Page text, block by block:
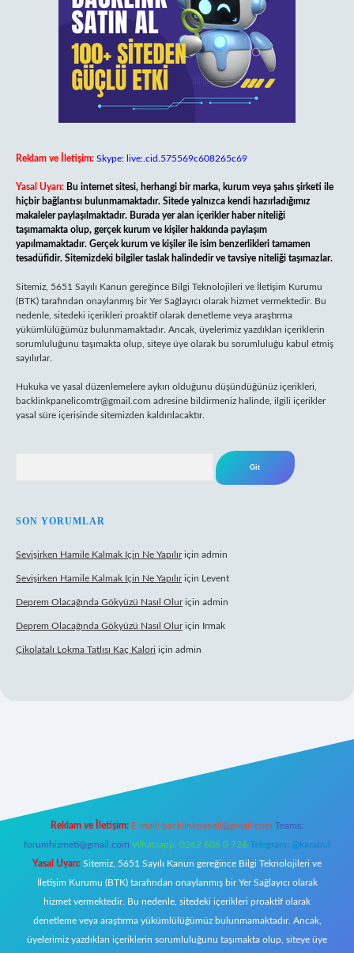
Reklam ve İletişim: Skype: live:.cid.575569c608265c69
Yasal Uyarı: Bu internet sitesi, herhangi bir marka, kurum veya şahıs şirketi ile
hiçbir bağlantısı bulunmamaktadır. Sitede yalnızca kendi hazırladığımız
makaleler paylaşılmaktadır. Burada yer alan içerikler haber niteliği
taşımamakta olup, gerçek kurum ve kişiler hakkında paylaşım
yapılmamaktadır. Gerçek kurum ve kişiler ile isim benzerlikleri tamamen
tesadüfidir. Sitemizdeki bilgiler taslak halindedir ve tavsiye niteliği taşımazlar.
Sitemiz, 5651 Sayılı Kanun gereğince Bilgi Teknolojileri ve İletişim Kurumu
(BTK) tarafından onaylanmış bir Yer Sağlayıcı olarak hizmet vermektedir. Bu
nedenle, sitedeki içerikleri proaktif olarak denetleme veya araştırma
yükümlülüğümüz bulunmamaktadır. Ancak, üyelerimiz yazdıkları içeriklerin
sorumluluğunu taşımakta olup, siteye üye olarak bu sorumluluğu kabul etmiş
sayılırlar.
Hukuka ve yasal düzenlemelere aykırı olduğunu düşündüğünüz içerikleri,
backlinkpanelicomtr@gmail.com adresine bildirmeniz halinde, ilgili içerikler
yasal süre içerisinde sitemizden kaldırılacaktır.
SON YORUMLAR
Sevişirken Hamile Kalmak Için Ne Yapılıriçin admin
Sevişirken Hamile Kalmak Için Ne Yapılıriçin Levent
Deprem Olacağında Gökyüzü Nasıl Oluriçin admin
Deprem Olacağında Gökyüzü Nasıl Oluriçin Irmak
Çikolatalı Lokma Tatlısı Kaç Kalori için admin
Reklam ve İletişim: E-mail: backlinkpaneli@gmail.com Teams:
forumhizmeti@gmail.com Whatsapp: 0262 606 0 726 Telegram: @karabul
Yasal Uyarı: Sitemiz, 5651 Sayılı Kanun gereğince Bilgi Teknolojileri ve
İletişim Kurumu (BTK) tarafından onaylanmış bir Yer Sağlayıcı olarak
hizmet vermektedir. Bu nedenle, sitedeki içerikleri proaktif olarak
denetleme veya araştırma yükümlülüğümüz bulunmamaktadır. Ancak,
üyelerimiz yazdıkları içeriklerin sorumluluğunu taşımakta olup, siteye üye